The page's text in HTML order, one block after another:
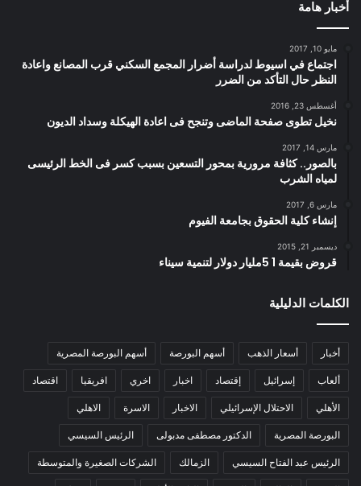
أخبار هامة
مايو 10, 2017
اجتماع في اسيوط لدراسة أضرار المجمع السكني قرب المصانع واعادة
النظر حال التأكد من الضرر
أغسطس 23, 2016
نخيل تطوى صفحة الماضى وتنجح فى اعادة الهيكلة وسداد الديون
مارس 14, 2017
بالصور.. كثافة مرورية بمحور التسعين بسبب كسر فى الخط الرئيسى
لمياه الشرب
مارس 6, 2017
إنشاء كلية الحقوق بجامعة الفيوم
ديسمبر 21, 2015
قروض بقيمة 1 5مليار دولار لتنمية سيناء
الكلمات الدليلية
أخبار أسعار الذهب أسهم البورصة أسهم البورصة المصرية
ألعاب إسرائيل إقتصاد اخبار اخري افريقيا اقتصاد
الأهلي الاحتلال الإسرائيلي الاخبار الاسرة الاهلي
البورصة المصرية الدكتور مصطفى مدبولى الرئيس السيسي
الرئيس عبد الفتاح السيسي الزمالك الشركات الصغيرة والمتوسطة